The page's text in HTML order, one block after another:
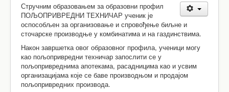
Стручним образовањем за образовни профил
ПОЉОПРИВРЕДНИ ТЕХНИЧАР ученик је
оспособљен за организовање и спровођење биљне и
сточарске производње у комбинатима и на газдинствима.
Након завршетка овог образовног профила, ученици могу
као пољопривредни техничар запослити се у
пољопривреднима апотекама, расадницима као и усвим
организацијама које се баве производњом и продајом
пољопривредних производа.